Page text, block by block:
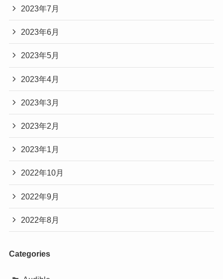
2023年7月
2023年6月
2023年5月
2023年4月
2023年3月
2023年2月
2023年1月
2022年10月
2022年9月
2022年8月
Categories